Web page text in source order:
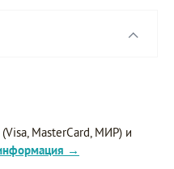
(Visa, MasterCard, МИР) и
→